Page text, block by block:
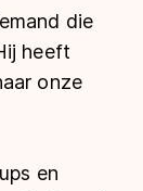
die
heeft
onze
en